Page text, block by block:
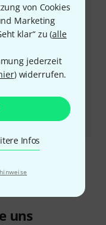
von Cookies
Marketing
klar“ zu (alle
jederzeit
) widerrufen.
Infos
uns